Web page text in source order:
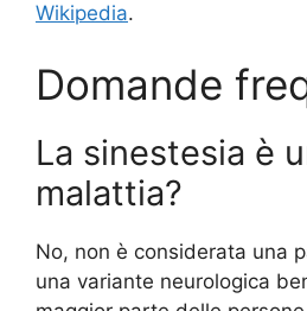
Wikipedia.
Domande
La sinestesia è
malattia?
No, non è considerata una
una variante neurologica